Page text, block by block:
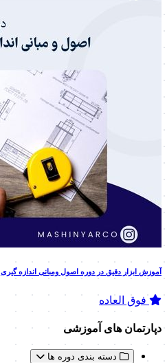
آموزش ابزار دقیق در دوره اصول ومبانی اندازه گیری
فوق العاده
دپارتمان های آموزشی
دسته بندی دوره ها